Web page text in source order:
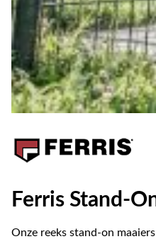
Ferris Stand-
Onze reeks stand-on